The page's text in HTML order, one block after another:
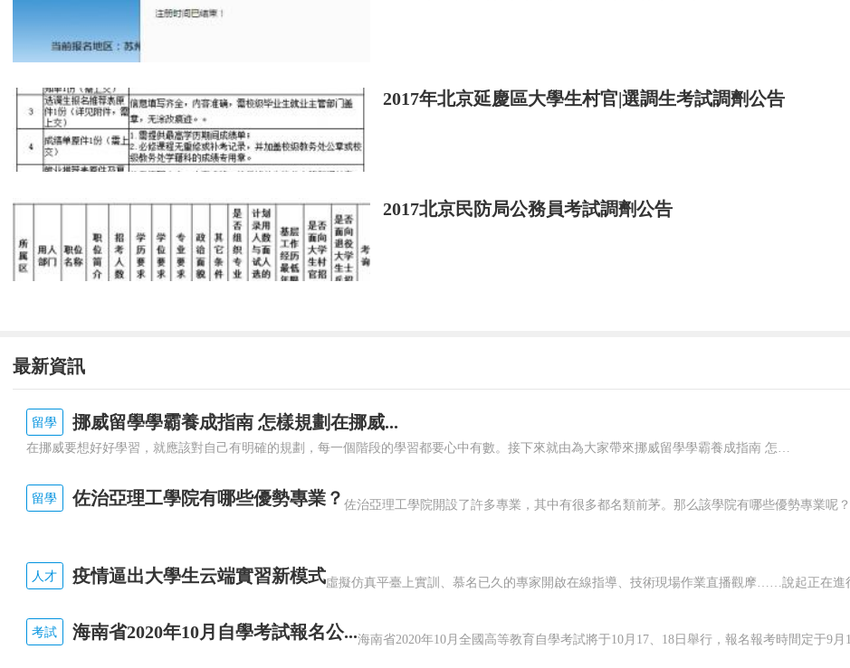
2017年北京延慶區大學生村官|選調生考試調劑公告
2017北京民防局公務員考試調劑公告
最新資訊
留學 挪威留學學霸養成指南 怎樣規劃在挪威...
在挪威要想好好學習，就應該對自己有明確的規劃，每一個階段的學習都要心中有數。接下來就由為大家帶來挪威留學學霸養成指南 怎樣規劃在挪威的留學生活？一、了解階段雖然大家在申請的時候，就已經確認了自己要入讀的階段，但是大家對階段培養的目標和授課的模式，還是需要特別關注的，而且一定要有非常深入的了解，才可以...
留學 佐治亞理工學院有哪些優勢專業？
人才 疫情逼出大學生云端實習新模式
考試 海南省2020年10月自學考試報名公...